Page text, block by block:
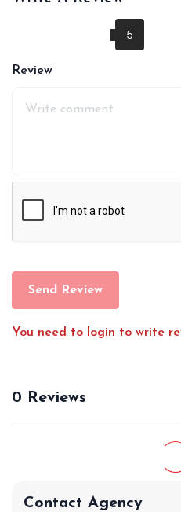
Review
Send Review
You need to login to write
0 Reviews
Contact Agency